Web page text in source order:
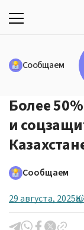
Сообщаем
Более
и
Сообщаем
29 августа, 2025